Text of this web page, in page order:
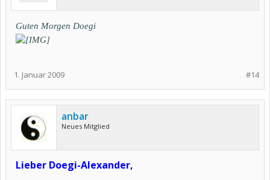
Guten Morgen Doegi
#14
1. Januar 2009
anbar
Neues Mitglied
Lieber Doegi-Alexander,